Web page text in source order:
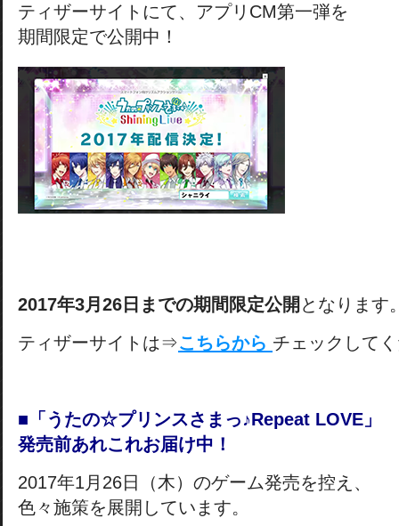
ティザーサイトにて、アプリCM第一弾を
期間限定で公開中！
2017年3月26日までの期間限定公開 となります
ティザーサイトは⇒こちらから チェックして
■「うたの☆プリンスさまっ♪Repeat LOVE」
発売前あれこれお届け中！
2017年1月26日（木）のゲーム発売を控え、
色々施策を展開しています。